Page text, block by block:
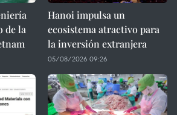
de la
Hanoi impulsa un
ecosistema atractivo para
la inversión extranjera
05/08/2026 09:26